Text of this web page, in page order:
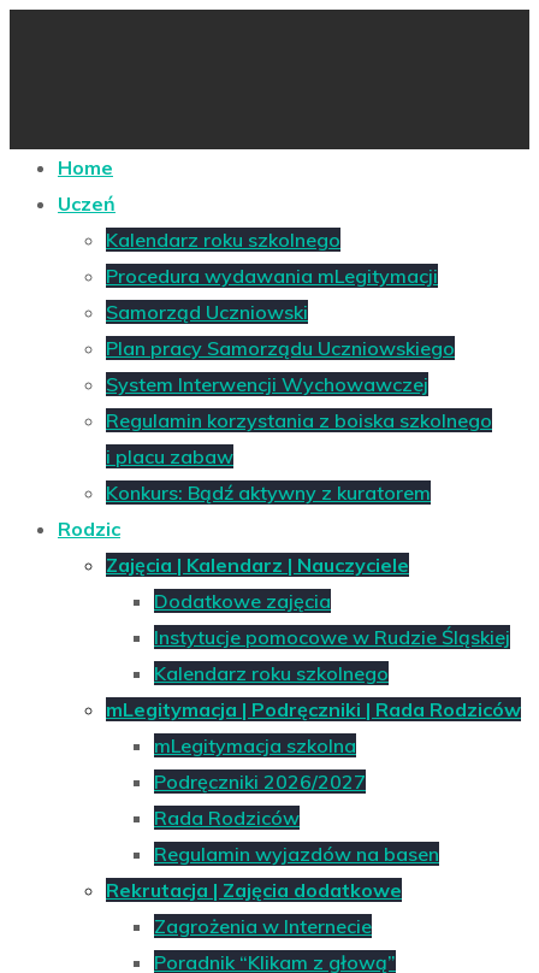
Home
Uczeń
Kalendarz roku szkolnego
Procedura wydawania mLegitymacji
Samorząd Uczniowski
Plan pracy Samorządu Uczniowskiego
System Interwencji Wychowawczej
Regulamin korzystania z boiska szkolnego
i placu zabaw
Konkurs: Bądź aktywny z kuratorem
Rodzic
Zajęcia | Kalendarz | Nauczyciele
Dodatkowe zajęcia
Instytucje pomocowe w Rudzie Śląskiej
Kalendarz roku szkolnego
mLegitymacja | Podręczniki | Rada Rodziców
mLegitymacja szkolna
Podręczniki 2026/2027
Rada Rodziców
Regulamin wyjazdów na basen
Rekrutacja | Zajęcia dodatkowe
Zagrożenia w Internecie
Poradnik “Klikam z głową”